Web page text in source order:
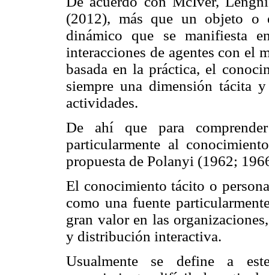
(2012), más que un objeto o
dinámico que se manifiesta
interacciones de agentes con el
basada en la práctica, el
siempre una dimensión tácita
actividades.
De ahí que para
particularmente al
propuesta de Polanyi (1962;
El conocimiento tácito o
como una fuente
gran valor en las
y distribución interactiva.
Usualmente se define a